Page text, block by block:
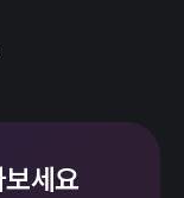
세요